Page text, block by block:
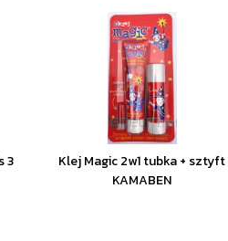
3
Klej Magic 2w1 tubka + sztyft
KAMABEN